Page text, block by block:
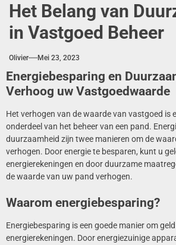
Het Belang van
in Vastgoed Beheer
Olivier Mei 23, 2023
Energiebesparing en
Verhoog uw Vastgoedwaarde
Het verhogen van de waarde van vastgoed is
onderdeel van het beheer van een pand.
duurzaamheid zijn twee manieren om de
verhogen. Door energie te besparen, kunt u
energierekeningen en door duurzame
de waarde van uw pand verhogen.
Waarom energiebesparing?
Energiebesparing is een goede manier om
energierekeningen. Door energiezuinige